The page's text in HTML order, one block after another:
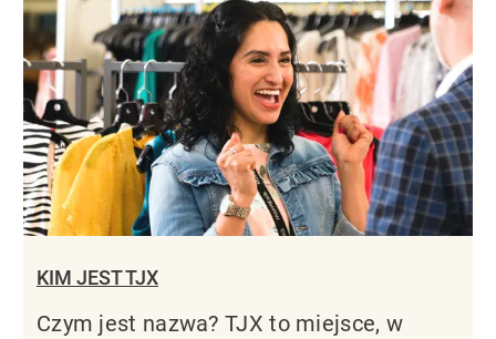
KIM JEST TJX
Czym jest nazwa? TJX to miejsce, w